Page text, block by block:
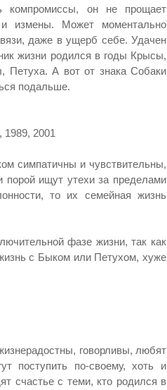
компромиссы, он не прощает
и измены. Может моментально
даже в ущерб себе. Удачен
жизни родился в годы Крысы,
Петуха. А вот от знака Собаки
подальше.
1989, 2001
симпатичны и чувствительны,
порой ищут утехи за пределами
то их семейная жизнь
фазе жизни, так как
с Быком или Петухом, хуже
говорливы, любят
поступить по‑своему, хоть и
счастье с теми, кто родился в